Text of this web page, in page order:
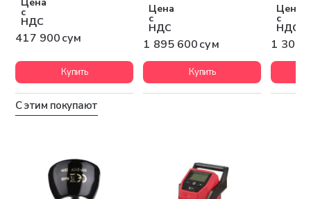
с
НДС
417 900 сум
Купить
Цена
с
НДС
1 895 600 сум
Купить
Цена
с
НДС
1 309
С этим покупают